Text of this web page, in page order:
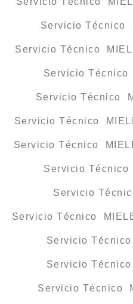
Servicio Técnico
Servicio Técnico
Servicio
Servicio Técnico
Servicio Técnico
Servicio Técnico
Servicio
Servicio
Servicio Técnico
Servicio
Servicio
Servicio Técnico